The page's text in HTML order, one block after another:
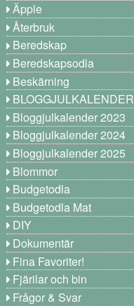
Äpple
Återbruk
Beredskap
Beredskapsodla
Beskärning
BLOGGJULKALENDER
Bloggjulkalender 2023
Bloggjulkalender 2024
Bloggjulkalender 2025
Blommor
Budgetodla
Budgetodla Mat
DIY
Dokumentär
Fina Favoriter!
Fjärilar och bin
Frågor & Svar